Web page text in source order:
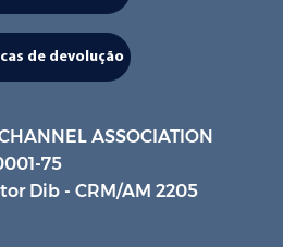
de devolução
ASSOCIATION
75
Dib - CRM/AM 2205